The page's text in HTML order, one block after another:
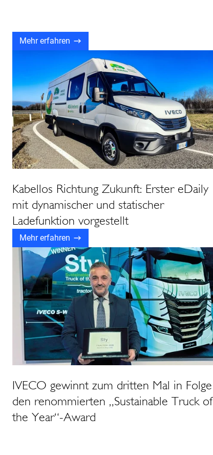
Mehr erfahren
Kabellos Richtung Zukunft: Erster eDaily
mit dynamischer und statischer
Ladefunktion vorgestellt
Mehr erfahren
IVECO gewinnt zum dritten Mal in Folge
den renommierten „Sustainable Truck of
the Year“-Award